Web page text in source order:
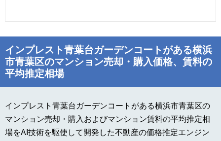
インプレスト青葉台ガーデンコートがある横浜
市青葉区のマンション売却・購入価格、賃料の
平均推定相場
インプレスト青葉台ガーデンコートがある横浜市青葉区の
マンション売却・購入およびマンション賃料の平均推定相
場をAI技術を駆使して開発した不動産の価格推定エンジン